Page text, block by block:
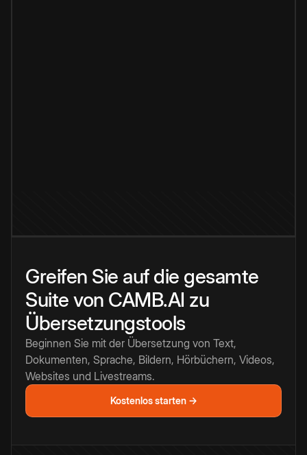
Greifen Sie auf die gesamte
Suite von CAMB.AI zu
Übersetzungstools
Beginnen Sie mit der Übersetzung von Text,
Dokumenten, Sprache, Bildern, Hörbüchern, Videos,
Websites und Livestreams.
Kostenlos starten →